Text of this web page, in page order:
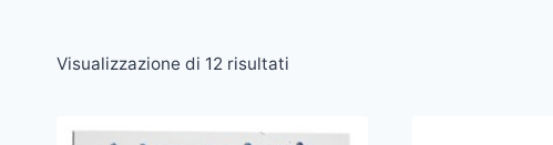
Visualizzazione di 12 risultati